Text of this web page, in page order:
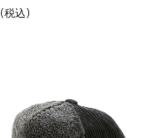
税込